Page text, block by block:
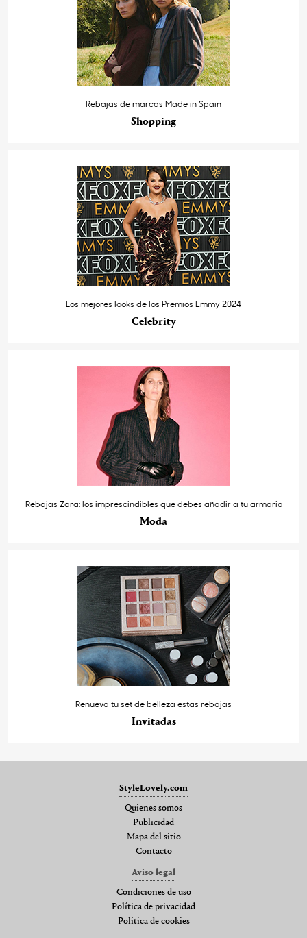
Rebajas de marcas Made in Spain
Shopping
Los mejores looks de los Premios Emmy 2024
Celebrity
Rebajas Zara: los imprescindibles que debes añadir a tu armario
Moda
Renueva tu set de belleza estas rebajas
Invitadas
StyleLovely.com
Quienes somos
Publicidad
Mapa del sitio
Contacto
Aviso legal
Condiciones de uso
Política de privacidad
Política de cookies